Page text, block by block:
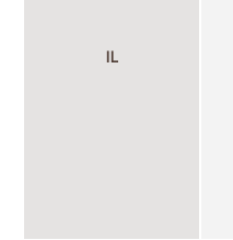
IL